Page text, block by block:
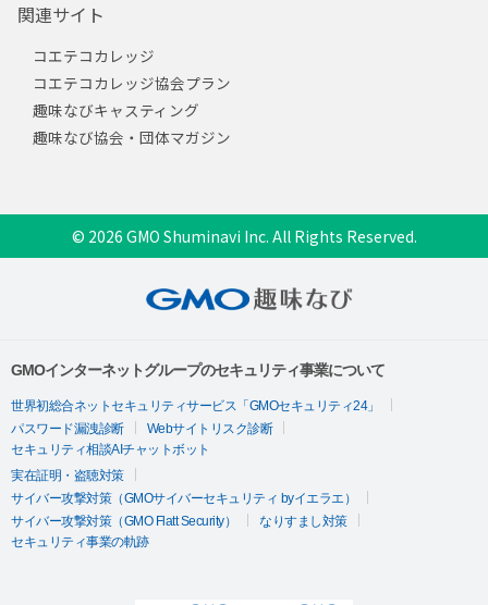
関連サイト
コエテコカレッジ
コエテコカレッジ協会プラン
趣味なびキャスティング
趣味なび協会・団体マガジン
© 2026 GMO Shuminavi Inc. All Rights Reserved.